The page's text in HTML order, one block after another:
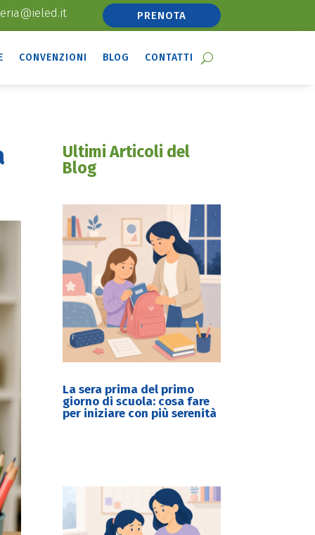
PRENOTA
CONVENZIONI BLOG CONTATTI
Ultimi Articoli del
Blog
La sera prima del primo
giorno di scuola: cosa fare
per iniziare con più serenità